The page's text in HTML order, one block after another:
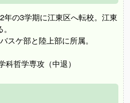
の3学期に江東区へ転校。江東
スケ部と陸上部に所属。
科哲学専攻（中退）